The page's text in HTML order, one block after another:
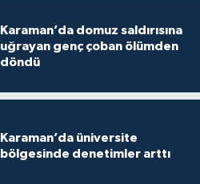
Karaman’da domuz saldırısına
uğrayan genç çoban ölümden
döndü
Karaman’da üniversite
bölgesinde denetimler arttı